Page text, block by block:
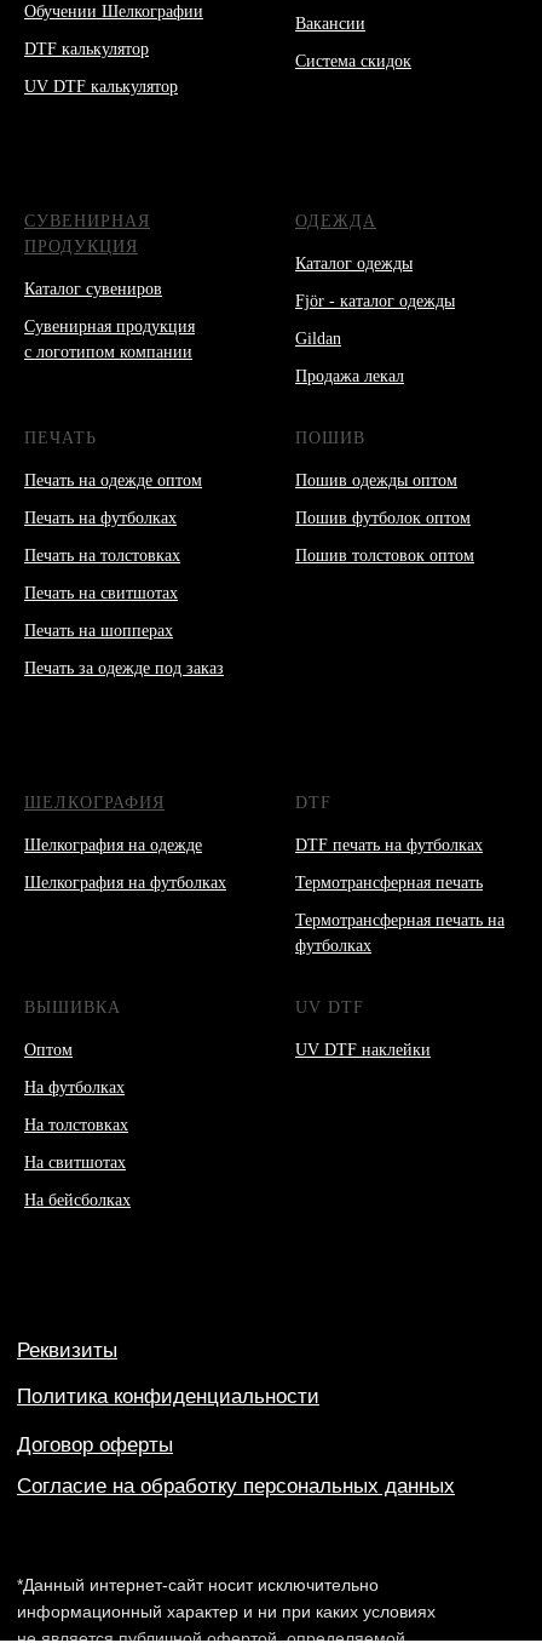
Обучении Шелкографии
DTF калькулятор
UV DTF калькулятор
Вакансии
Система скидок
СУВЕНИРНАЯ
ПРОДУКЦИЯ
Каталог сувениров
Сувенирная продукция
с логотипом компании
ОДЕЖДА
Каталог одежды
Fjör - каталог одежды
Gildan
Продажа лекал
ПЕЧАТЬ
Печать на одежде оптом
Печать на футболках
Печать на толстовках
Печать на свитшотах
Печать на шопперах
Печать за одежде под заказ
ПОШИВ
Пошив одежды оптом
Пошив футболок оптом
Пошив толстовок оптом
ШЕЛКОГРАФИЯ
Шелкография на одежде
Шелкография на футболках
DTF
DTF печать на футболках
Термотрансферная печать
Термотрансферная печать на
футболках
ВЫШИВКА
Оптом
На футболках
На толстовках
На свитшотах
На бейсболках
UV DTF
UV DTF наклейки